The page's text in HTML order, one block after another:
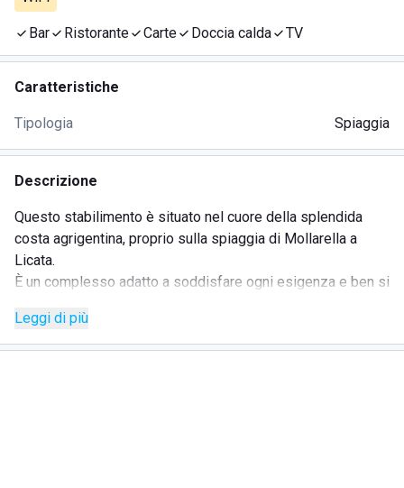
Bar Ristorante Carte Doccia calda TV
Caratteristiche
Tipologia Spiaggia
Descrizione
Questo stabilimento è situato nel cuore della splendida
costa agrigentina, proprio sulla spiaggia di Mollarella a
Licata.
È un complesso adatto a soddisfare ogni esigenza e ben si
comfort e comodità. Risulta essere particolarmente
consigliato per famiglie con bambini e anziani, visto il
Leggi di più